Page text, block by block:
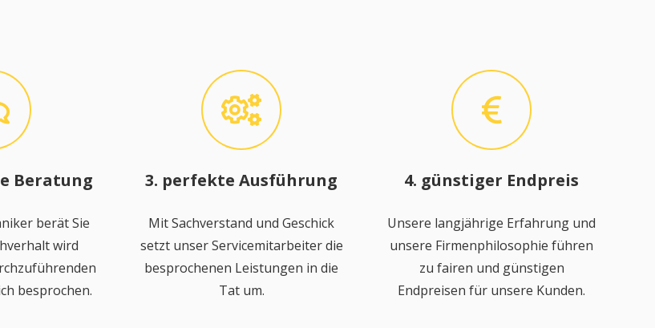
Beratung
berät Sie
wird
besprochen.
3. perfekte Ausführung
Mit Sachverstand und Geschick
setzt unser Servicemitarbeiter die
besprochenen Leistungen in die
Tat um.
4. günstiger Endpreis
Unsere langjährige Erfahrung und
unsere Firmenphilosophie führen
zu fairen und günstigen
Endpreisen für unsere Kunden.